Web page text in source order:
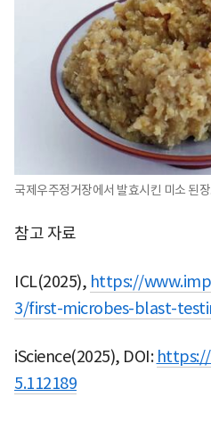
국제우주정거장에서 발효시킨 미소 된
참고 자료
ICL(2025), https://
3/first-microbes-blast-
iScience(2025), DOI: https://
5.112189